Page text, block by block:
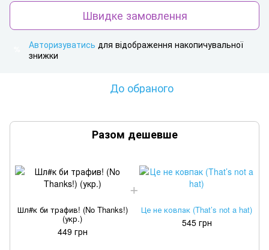
Швидке замовлення
Авторизуватись для відображення накопичувальної
знижки
До обраного
Разом дешевше
Шл#к би трафив! (No Thanks!)
(укр.)
449 грн
Це не ковпак (That’s not a hat)
545 грн